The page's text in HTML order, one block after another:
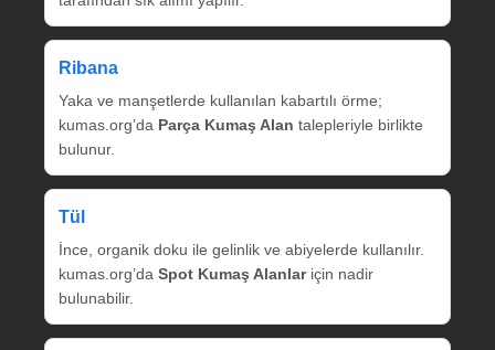
Ribana
Yaka ve manşetlerde kullanılan kabartılı örme;
kumas.org’da Parça Kumaş Alan talepleriyle birlikte
bulunur.
Tül
İnce, organik doku ile gelinlik ve abiyelerde kullanılır.
kumas.org’da Spot Kumaş Alanlariçin nadir
bulunabilir.